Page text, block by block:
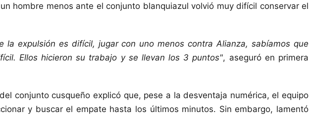
hombre menos ante el conjunto blanquiazul volvió muy difícil conservar el
la expulsión es difícil, jugar con uno menos contra Alianza, sabíamos que
Ellos hicieron su trabajo y se llevan los 3 puntos", aseguró en primera
conjunto cusqueño explicó que, pese a la desventaja numérica, el equipo
y buscar el empate hasta los últimos minutos. Sin embargo, lamentó